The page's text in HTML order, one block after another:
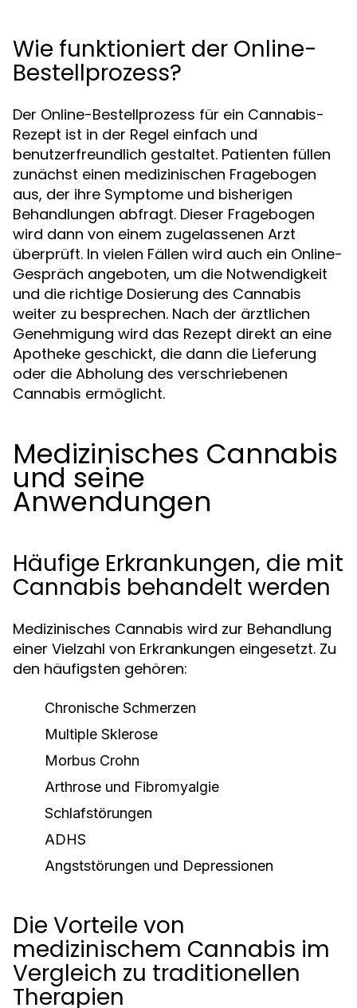
Wie funktioniert der Online-
Bestellprozess?
Der Online-Bestellprozess für ein Cannabis-
Rezept ist in der Regel einfach und
benutzerfreundlich gestaltet. Patienten füllen
zunächst einen medizinischen Fragebogen
aus, der ihre Symptome und bisherigen
Behandlungen abfragt. Dieser Fragebogen
wird dann von einem zugelassenen Arzt
überprüft. In vielen Fällen wird auch ein Online-
Gespräch angeboten, um die Notwendigkeit
und die richtige Dosierung des Cannabis
weiter zu besprechen. Nach der ärztlichen
Genehmigung wird das Rezept direkt an eine
Apotheke geschickt, die dann die Lieferung
oder die Abholung des verschriebenen
Cannabis ermöglicht.
Medizinisches Cannabis
und seine
Anwendungen
Häufige Erkrankungen, die mit
Cannabis behandelt werden
Medizinisches Cannabis wird zur Behandlung
einer Vielzahl von Erkrankungen eingesetzt. Zu
den häufigsten gehören:
Chronische Schmerzen
Multiple Sklerose
Morbus Crohn
Arthrose und Fibromyalgie
Schlafstörungen
ADHS
Angststörungen und Depressionen
Die Vorteile von
medizinischem Cannabis im
Vergleich zu traditionellen
Therapien